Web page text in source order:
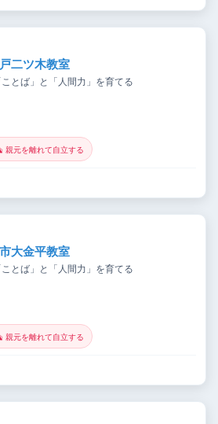
二ツ木教室
とば」と「人間力」を育てる
親元を離れて自立する
大金平教室
とば」と「人間力」を育てる
親元を離れて自立する